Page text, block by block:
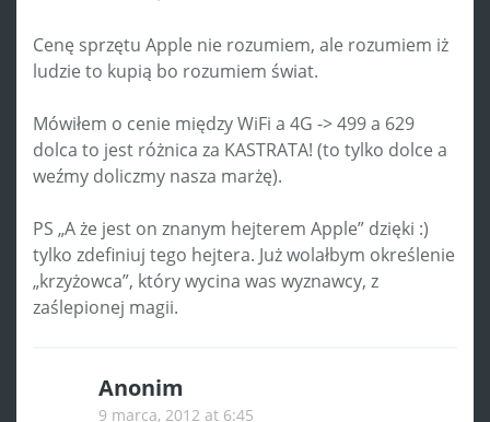
Cenę sprzętu Apple nie rozumiem, ale rozumiem iż
ludzie to kupią bo rozumiem świat.
Mówiłem o cenie między WiFi a 4G -> 499 a 629
dolca to jest różnica za KASTRATA! (to tylko dolce a
weźmy doliczmy nasza marżę).
PS „A że jest on znanym hejterem Apple” dzięki :)
tylko zdefiniuj tego hejtera. Już wolałbym określenie
„krzyżowca”, który wycina was wyznawcy, z
zaślepionej magii.
Anonim
9 marca, 2012 at 6:45